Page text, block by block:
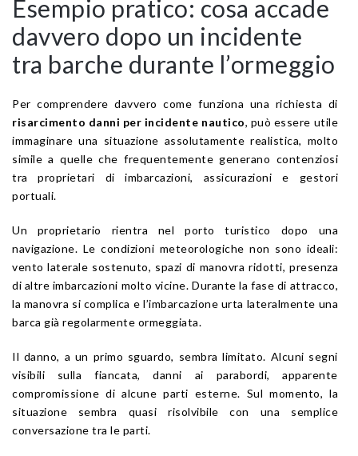
Esempio pratico: cosa accade
davvero dopo un incidente
tra barche durante l’ormeggio
Per comprendere davvero come funziona una richiesta di
risarcimento danni per incidente nautico, può essere utile
immaginare una situazione assolutamente realistica, molto
simile a quelle che frequentemente generano contenziosi
tra proprietari di imbarcazioni, assicurazioni e gestori
portuali.
Un proprietario rientra nel porto turistico dopo una
navigazione. Le condizioni meteorologiche non sono ideali:
vento laterale sostenuto, spazi di manovra ridotti, presenza
di altre imbarcazioni molto vicine. Durante la fase di attracco,
la manovra si complica e l’imbarcazione urta lateralmente una
barca già regolarmente ormeggiata.
Il danno, a un primo sguardo, sembra limitato. Alcuni segni
visibili sulla fiancata, danni ai parabordi, apparente
compromissione di alcune parti esterne. Sul momento, la
situazione sembra quasi risolvibile con una semplice
conversazione tra le parti.